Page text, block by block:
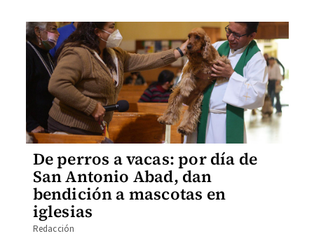
De perros a vacas: por día de
San Antonio Abad, dan
bendición a mascotas en
iglesias
Redacción